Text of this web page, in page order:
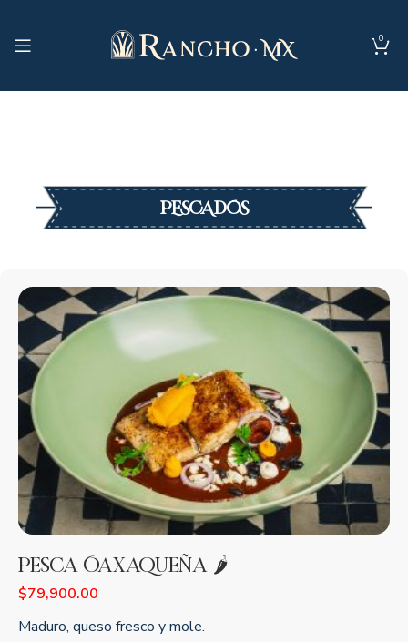
0
PESCADOS
Pesca Oaxaqueña 🌶️
$79,900.00
Maduro, queso fresco y mole.